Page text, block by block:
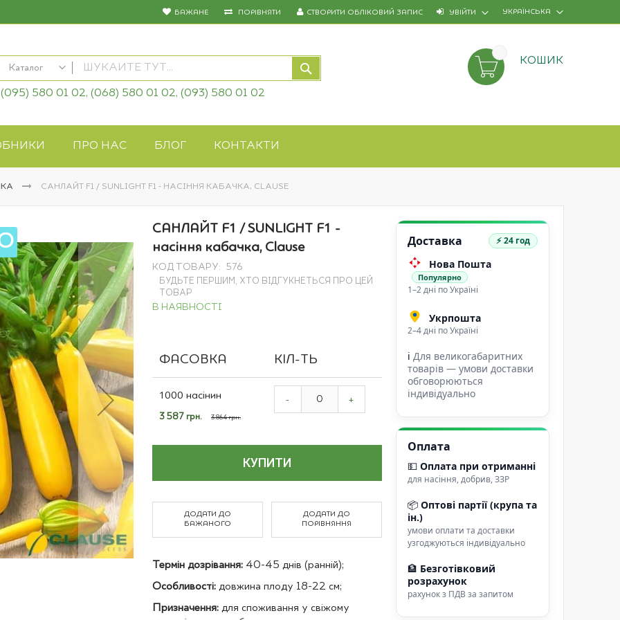
УКРАЇНСЬКА
БАЖАНЕ ПОРІВНЯТИ УВІЙТИ
СТВОРИТИ ОБЛІКОВИЙ ЗАПИС
Каталог
КАТАЛОГ
Системи поливу
Укривні матеріали
Товари для дому
Крупи оптом
Польові культури
(095) 580 01 02, (068) 580 01 02, (093) 580 01 02
КОШИК
ПРО НАС БЛОГ КОНТАКТИ
САНЛАЙТ F1 / SUNLIGHT F1 - НАСІННЯ КАБАЧКА, CLAUSE
САНЛАЙТ F1 / SUNLIGHT F1 -
насіння кабачка, Clause
КОД ТОВАРУ 576
БУДЬТЕ ПЕРШИМ, ХТО ВІДГУКНЕТЬСЯ ПРО ЦЕЙ
ТОВАР
В НАЯВНОСТІ
product
ФАСОВКА КІЛ-ТЬ
1000 насінин
Спеціальна
3 587 грн. 3 864 грн.
- +
КУПИТИ
ДОДАТИ ДО
БАЖАНОГО
ДОДАТИ ДО
ПОРІВНЯННЯ
Термін дозрівання:40-45 днів (ранній);
Особливості:довжина плоду 18-22 см;
Призначення:для споживання у свіжому
Доставка ⚡ 24 год
Нова Пошта
Популярно
1–2 дні по Україні
Укрпошта
2–4 дні по Україні
ℹДля великогабаритних
товарів — умови доставки
обговорюються
індивідуально
Оплата
💵Оплата при отриманні
для насіння, добрив, ЗЗР
📦Оптові партії (крупа та
ін.)
умови оплати та доставки
узгоджуються індивідуально
🏦 Безготівковий
розрахунок
рахунок з ПДВ за запитом